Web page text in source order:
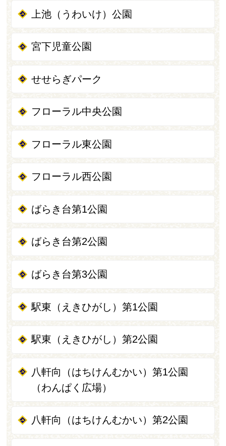
上池（うわいけ）公園
宮下児童公園
せせらぎパーク
フローラル中央公園
フローラル東公園
フローラル西公園
ばらき台第1公園
ばらき台第2公園
ばらき台第3公園
駅東（えきひがし）第1公園
駅東（えきひがし）第2公園
八軒向（はちけんむかい）第1公園
（わんぱく広場）
八軒向（はちけんむかい）第2公園